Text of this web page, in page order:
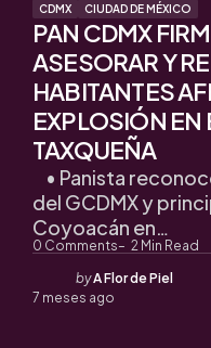
CDMX CIUDAD DE MÉXICO
PAN CDMX
ASESORAR Y
HABITANTES
EXPLOSIÓN EN
TAXQUEÑA
0 Comments 2 Min Read
• Panista
del GCDMX y
Coyoacán en…
Posted
by
byA Flor de Piel
7 meses ago